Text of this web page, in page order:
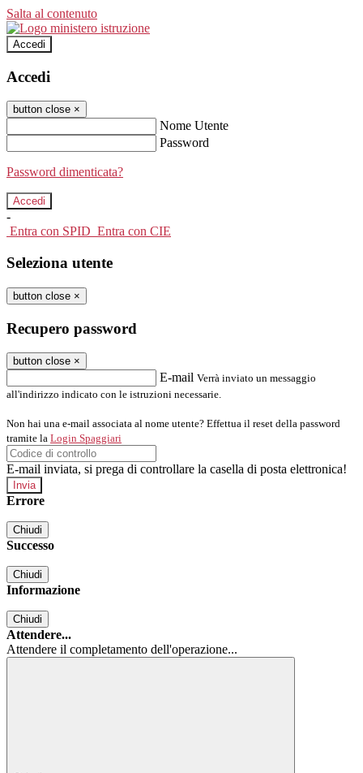
Salta al contenuto
Accedi
Accedi
button close ×
Nome Utente
Password
Password dimenticata?
-
Entra con SPID Entra con CIE
Seleziona utente
button close ×
Recupero password
button close ×
E-mail Verrà inviato un messaggio
all'indirizzo indicato con le istruzioni necessarie.
Non hai una e-mail associata al nome utente? Effettua il reset della password
tramite la Login Spaggiari
E-mail inviata, si prega di controllare la casella di posta elettronica!
Errore
Chiudi
Successo
Chiudi
Informazione
Chiudi
Attendere...
Attendere il completamento dell'operazione...